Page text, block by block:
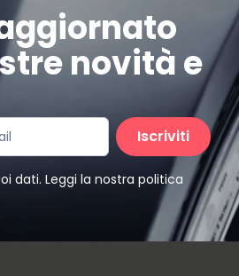
novità e
Iscriviti
dati. Leggi la nostra politica